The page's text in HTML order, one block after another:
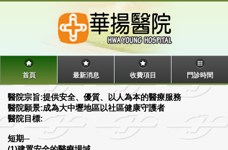
首頁 最新消息 收費項目 門診時間
醫院宗旨:提供安全、優質、以人為本的醫療服務
醫院願景:成為大中壢地區以社區健康守護者
醫院目標:
短期─